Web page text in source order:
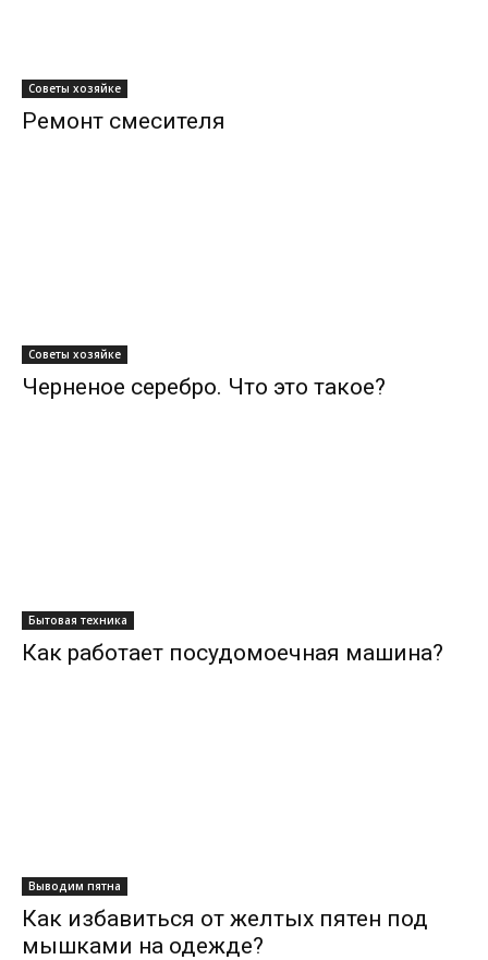
Советы хозяйке
Ремонт смесителя
Советы хозяйке
Черненое серебро. Что это такое?
Бытовая техника
Как работает посудомоечная машина?
Выводим пятна
Как избавиться от желтых пятен под
мышками на одежде?